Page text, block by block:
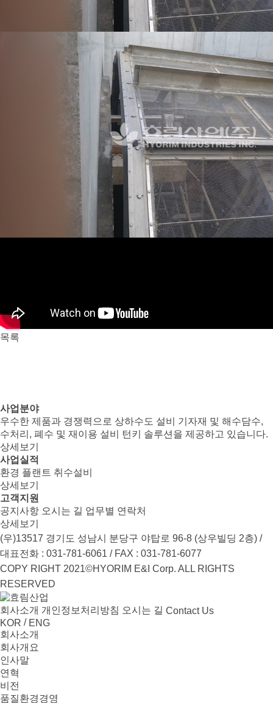
목록
사업분야
우수한 제품과 경쟁력으로 상하수도 설비 기자재 및 해수담수,
수처리, 폐수 및 재이용 설비 턴키 솔루션을 제공하고 있습니다.
상세보기
사업실적
환경 플랜트 취수설비
상세보기
고객지원
공지사항 오시는 길 업무별 연락처
상세보기
(우)13517 경기도 성남시 분당구 야탑로 96-8 (상우빌딩 2층) /
대표전화 : 031-781-6061 / FAX : 031-781-6077
COPY RIGHT 2021©HYORIM E&I Corp. ALL RIGHTS
RESERVED
회사소개 개인정보처리방침 오시는 길 Contact Us
KOR / ENG
회사소개
회사개요
인사말
연혁
비전
품질환경경영